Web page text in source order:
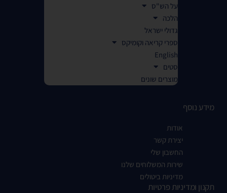
על הש"ס
הלכה
גדולי ישראל
ספרי קריאה וקומיקס
English
סטים
מוצרים שונים
מידע נוסף
אודות
יצירת קשר
החשבון שלי
שירות המשלוחים שלנו
מדיניות ביטולים
תקנון ומדיניות פרטיות